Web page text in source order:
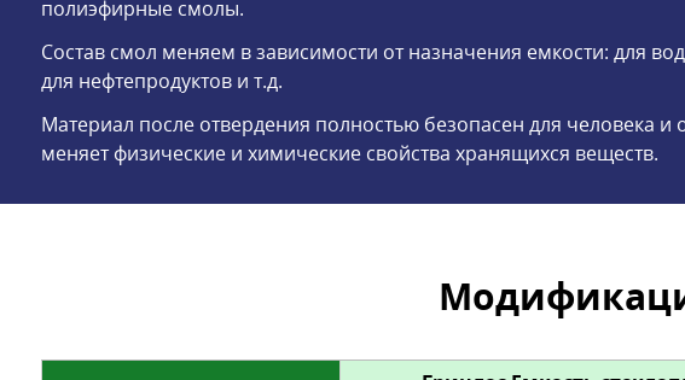
полиэфирные смолы.
Состав смол меняем в зависимости от назначения емкости: для
для нефтепродуктов и т.д.
Материал после отвердения полностью безопасен для человека
меняет физические и химические свойства хранящихся веществ.